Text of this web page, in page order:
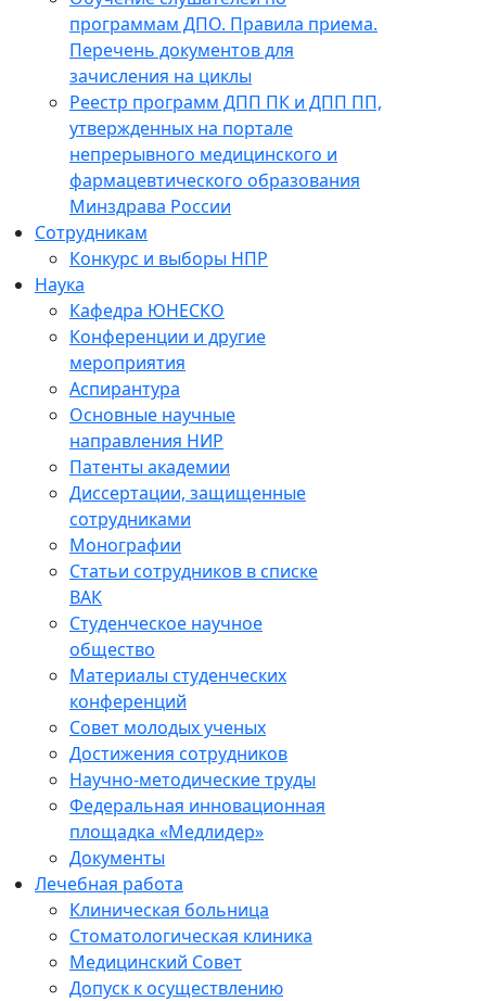
программам ДПО. Правила приема.
Перечень документов для
зачисления на циклы
Реестр программ ДПП ПК и ДПП ПП,
утвержденных на портале
непрерывного медицинского и
фармацевтического образования
Минздрава России
Сотрудникам
Конкурс и выборы НПР
Наука
Кафедра ЮНЕСКО
Конференции и другие
мероприятия
Аспирантура
Основные научные
направления НИР
Патенты академии
Диссертации, защищенные
сотрудниками
Монографии
Статьи сотрудников в списке
ВАК
Студенческое научное
общество
Материалы студенческих
конференций
Совет молодых ученых
Достижения сотрудников
Научно-методические труды
Федеральная инновационная
площадка «Медлидер»
Документы
Лечебная работа
Клиническая больница
Стоматологическая клиника
Медицинский Совет
Допуск к осуществлению